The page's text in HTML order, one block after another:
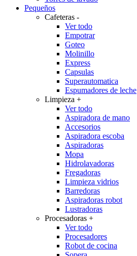
Pequeños
Cafeteras -
Ver todo
Empotrar
Goteo
Molinillo
Express
Capsulas
Superautomatica
Espumadores de leche
Limpieza +
Ver todo
Aspiradora de mano
Accesorios
Aspiradora escoba
Aspiradoras
Mopa
Hidrolavadoras
Fregadoras
Limpieza vidrios
Barredoras
Aspiradoras robot
Lustradoras
Procesadoras +
Ver todo
Procesadores
Robot de cocina